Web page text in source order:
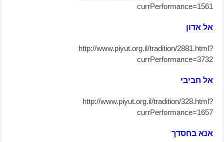
currPerformance=1561
אל אדון
http://www.piyut.org.il/tradition/2881.html?
currPerformance=3732
אל חביבי
http://www.piyut.org.il/tradition/328.html?
currPerformance=1657
אנא בחסדך